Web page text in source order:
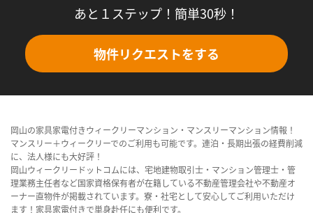
あと１ステップ！簡単30秒！
物件リクエストをする
岡山の家具家電付きウィークリーマンション・マンスリーマンション情報！
マンスリー＋ウィークリーでのご利用も可能です。連泊・長期出張の経費削減
に、法人様にも大好評！
岡山ウィークリードットコムには、宅地建物取引士・マンション管理士・管
理業務主任者など国家資格保有者が在籍している不動産管理会社や不動産オ
ーナー直物件が掲載されています。寮・社宅として安心してご利用いただけ
ます！家具家電付きで単身赴任にも便利です。